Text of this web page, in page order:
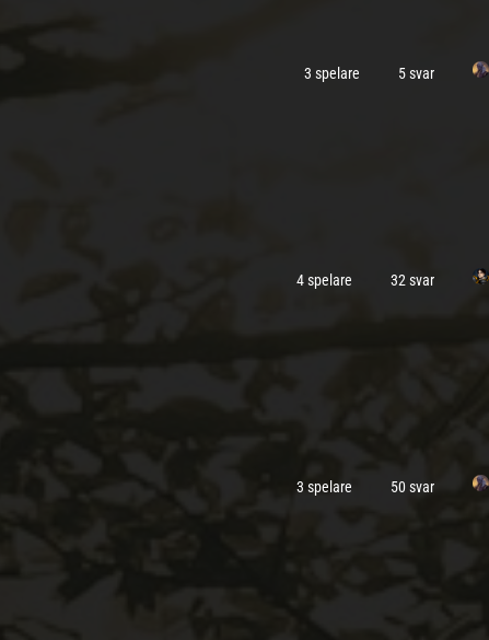
3 spelare 5 svar
4 spelare 32 svar
3 spelare 50 svar